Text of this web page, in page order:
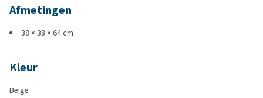
Afmetingen
38 × 38 × 64 cm
Kleur
Beige